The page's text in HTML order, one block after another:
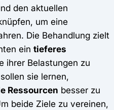
den aktuellen
um eine
Die Behandlung zielt
ein tieferes
ihrer Belastungen zu
sie lernen,
Ressourcen besser zu
beide Ziele zu vereinen,